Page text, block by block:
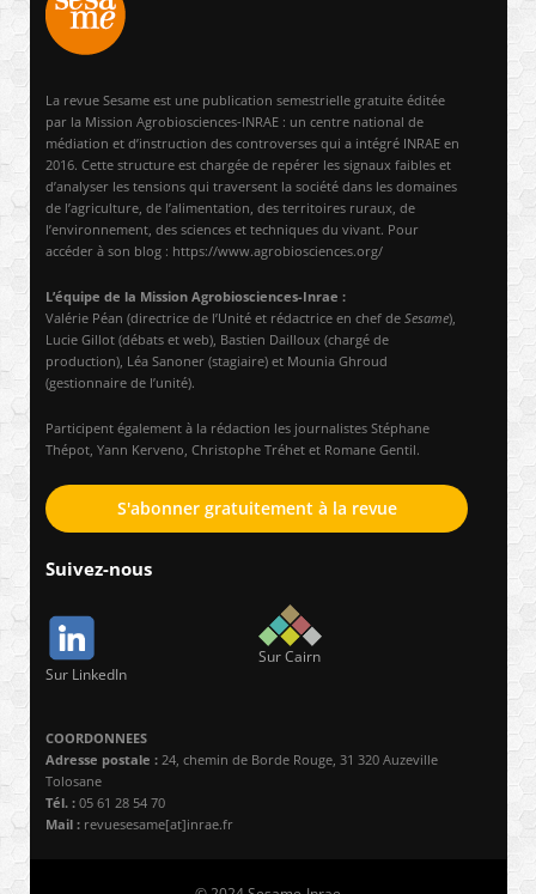
La revue Sesame est une publication semestrielle gratuite éditée
par la Mission Agrobiosciences-INRAE : un centre national de
médiation et d’instruction des controverses qui a intégré INRAE en
2016. Cette structure est chargée de repérer les signaux faibles et
d’analyser les tensions qui traversent la société dans les domaines
de l’agriculture, de l’alimentation, des territoires ruraux, de
l’environnement, des sciences et techniques du vivant. Pour
accéder à son blog : https://www.agrobiosciences.org/
L’équipe de la Mission Agrobiosciences-Inrae :
Valérie Péan (directrice de l’Unité et rédactrice en chef de Sesame),
Lucie Gillot (débats et web), Bastien Dailloux (chargé de
production), Léa Sanoner (stagiaire) et Mounia Ghroud
(gestionnaire de l’unité).
Participent également à la rédaction les journalistes Stéphane
Thépot, Yann Kerveno, Christophe Tréhet et Romane Gentil.
S'abonner gratuitement à la revue
Suivez-nous
Sur LinkedIn
Sur Cairn
COORDONNEES
Adresse postale : 24, chemin de Borde Rouge, 31 320 Auzeville
Tolosane
Tél. : 05 61 28 54 70
Mail : revuesesame[at]inrae.fr